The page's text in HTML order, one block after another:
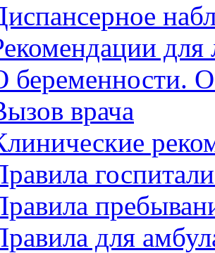
для
беременности.
врача
для